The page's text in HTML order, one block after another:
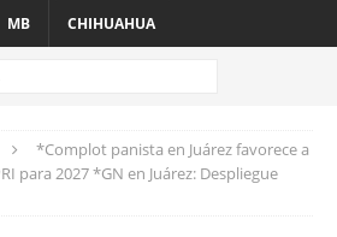
MB CHIHUAHUA
*Complot panista en Juárez favorece a
para 2027 *GN en Juárez: Despliegue